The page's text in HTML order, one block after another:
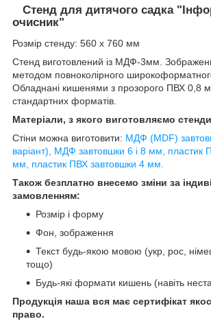
Стенд для дитячого садка
очисник"
Розмір стенду: 560 х 760 мм
Стенд виготовлений із МДФ-3мм.
методом повноколірного
Обладнані кишенями з прозорого ПВХ 0,8
стандартних форматів.
Матеріали, з якого виготовляємо
Стіни можна виготовити: МДФ (MDF)
варіант), МДФ завтовшки 6 і 8 мм, пластик
мм, пластик ПВХ завтовшки 4 мм.
Також безплатно внесемо зміни за
замовленням:
Розмір і форму
Фон, зображення
Текст будь-якою мовою (укр, рос,
тощо)
Будь-які формати кишень (навіть
Продукція наша вся має сертифікат
право.